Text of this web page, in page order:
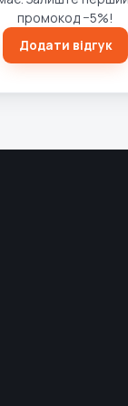
промокод −5%!
Додати відгук